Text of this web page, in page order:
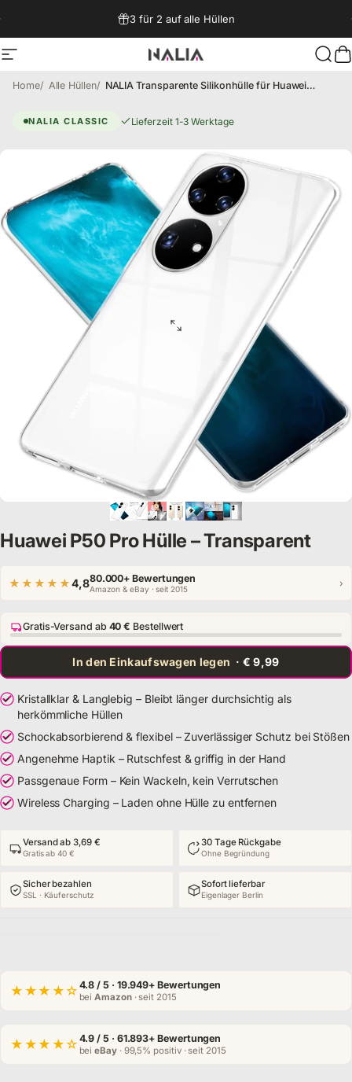
3 für 2 auf alle Hüllen
Seitennavigation NALIA Berlin
Home Alle Hüllen NALIA Transparente Silikonhülle für Huawei P50 Pro – Anti-Gelb & Rutschfest – GLAZE (Handyhülle Kristallklar, Schlank & Stoßfest) – Marke aus Berlin
NALIA CLASSIC Lieferzeit 1-3 Werktage
Huawei P50 Pro Hülle – Transparent
★★★★★4,880.000+ Bewertungen
Amazon & eBay · seit 2015 ›
Gratis-Versand ab 40 € Bestellwert
In den Einkaufswagen legen · € 9,99
Kristallklar & Langlebig – Bleibt länger durchsichtig als
herkömmliche Hüllen
Schockabsorbierend & flexibel – Zuverlässiger Schutz bei Stößen
Angenehme Haptik – Rutschfest & griffig in der Hand
Passgenaue Form – Kein Wackeln, kein Verrutschen
Wireless Charging – Laden ohne Hülle zu entfernen
Versand ab 3,69 €
Gratis ab 40 €
30 Tage Rückgabe
Ohne Begründung
Sicher bezahlen
SSL · Käuferschutz
Sofort lieferbar
Eigenlager Berlin
★★★★☆ 4.8 / 5 · 19.949+ Bewertungen
beiAmazon· seit 2015
★★★★☆ 4.9 / 5 · 61.893+ Bewertungen
beieBay· 99,5% positiv · seit 2015